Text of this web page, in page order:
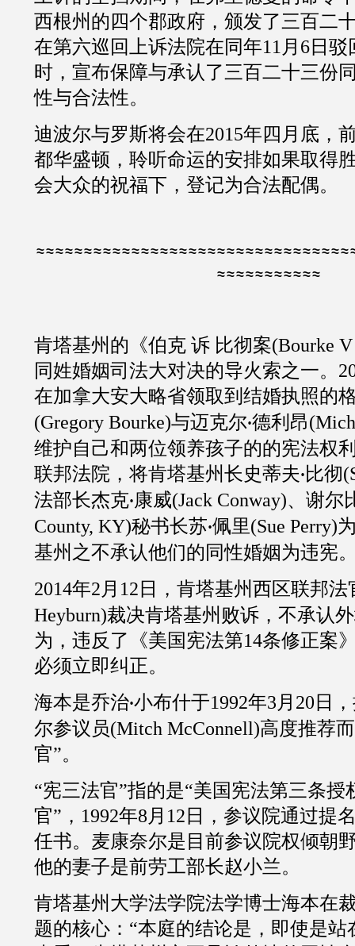
西根州的四个郡政府，颁发了三百二
在第六巡回上诉法院在同年11 月 6日
时，宣布保障与承认了三百二十三份
性与合法性。
迪波尔与罗斯将会在2015年四月底，
都华盛顿，聆听命运的安排如果取得
会大众的祝福下，登记为合法配偶。
≈≈≈≈≈≈≈≈≈≈≈
肯塔基州的《伯克 诉 比彻案(Bourke V
同姓婚姻司法大对决的导火索之一。
在加拿大安大略省领取到结婚执照的
(Gregory Bourke)与迈克尔·德利昂(
维护自己和两位领养孩子的的宪法权
联邦法院，将肯塔基州长史蒂夫· 比彻(
法部长杰克·康威(Jack Conway)、谢尔
County, KY)秘书长苏·佩里(Sue Perry)
基州之不承认他们的同性婚姻为违宪
2014年2 月 12 日，肯塔基州西区联邦法
Heyburn)裁决肯塔基州败诉，不承认
为，违反了《美国宪法第14条修正案
必须立即纠正。
海本是乔治·小布什于1992年3 月 20 日
尔参议员(Mitch McConnell)高度推荐
官”。
“宪三法官”指的是“美国宪法第三条授
官”， 1992年8 月 12 日，参议院通过提
任书。麦康奈尔是目前参议院权倾朝
他的妻子是前劳工部长赵小兰。
肯塔基州大学法学院法学博士海本在
题的核心：“本庭的结论是，即使是